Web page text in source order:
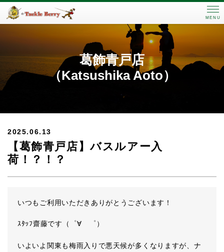
MENU
葛飾青戸店
（Katsushika Aoto）
2025.06.13
【葛飾青戸店】バスルアー入
荷！？！？
いつもご利用いただきありがとうございます！
ｽﾀｯﾌ齋藤です（゜∀ ゜）
いよいよ関東も梅雨入りで悪天候が多くなりますが、ナ